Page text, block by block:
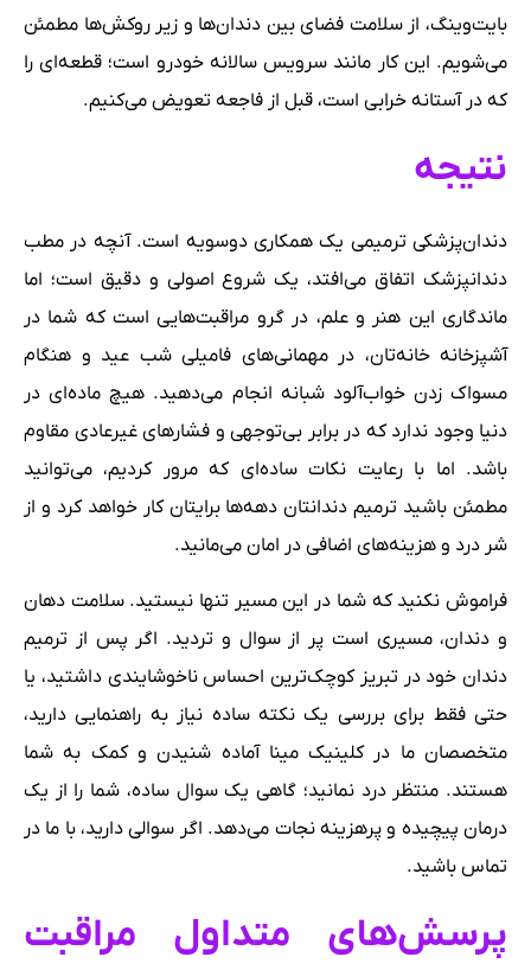
بایت‌وینگ، از سلامت فضای بین دندان‌ها و زیر روکش‌ها مطمئن
می‌شویم. این کار مانند سرویس سالانه خودرو است؛ قطعه‌ای را
که در آستانه خرابی است، قبل از فاجعه تعویض می‌کنیم.
نتیجه
دندان‌پزشکی ترمیمی یک همکاری دوسویه است. آنچه در مطب
دندانپزشک اتفاق می‌افتد، یک شروع اصولی و دقیق است؛ اما
ماندگاری این هنر و علم، در گرو مراقبت‌هایی است که شما در
آشپزخانه خانه‌تان، در مهمانی‌های فامیلی شب عید و هنگام
مسواک زدن خواب‌آلود شبانه انجام می‌دهید. هیچ ماده‌ای در
دنیا وجود ندارد که در برابر بی‌توجهی و فشارهای غیرعادی مقاوم
باشد. اما با رعایت نکات ساده‌ای که مرور کردیم، می‌توانید
مطمئن باشید ترمیم دندانتان دهه‌ها برایتان کار خواهد کرد و از
شر درد و هزینه‌های اضافی در امان می‌مانید.
فراموش نکنید که شما در این مسیر تنها نیستید. سلامت دهان
و دندان، مسیری است پر از سوال و تردید. اگر پس از ترمیم
دندان خود در تبریز کوچک‌ترین احساس ناخوشایندی داشتید، یا
حتی فقط برای بررسی یک نکته ساده نیاز به راهنمایی دارید،
متخصصان ما در کلینیک مینا آماده شنیدن و کمک به شما
هستند. منتظر درد نمانید؛ گاهی یک سوال ساده، شما را از یک
درمان پیچیده و پرهزینه نجات می‌دهد. اگر سوالی دارید، با ما در
تماس باشید.
پرسش‌های متداول مراقبت